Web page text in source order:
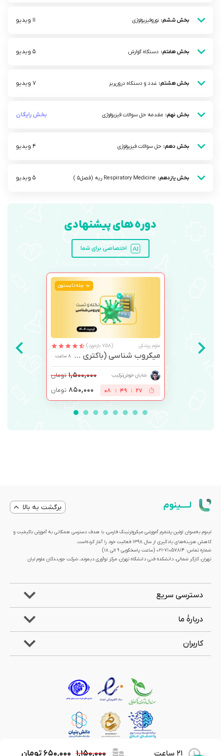
21 ساعت ۱,۱۵۰,۰۰۰ ۶۵۰,۰۰۰ تومان
بخش ششم: نوروفیزیولوژی 11 ویدیو
بخش هفتم: دستگاه گوارش 5 ویدیو
بخش هشتم: غدد و دستگاه درون‌ریز 7 ویدیو
بخش نهم: مقدمه حل سوالات فیزیولوژی بخش رایگان
بخش دهم: حل سوالات فیزیولوژی 4 ویدیو
بخش یازدهم: Respiratory Medicine ریه (فصل5 ) 5 ویدیو
دوره های پیشنهادی
اختصاصی برای شما
چله تابستون
علوم پزشکی (758 بازخورد)
میکروب شناسی (باکتری و ویروس) 8 ساعت
شایان خوش‌ترکیب ۱,۵۰۰,۰۰۰ تومان
27
:
49
:
08 ۸۵۰,۰۰۰ تومان
لــــینوم برگشت به بالا
لینوم به‌عنوان اولین پلتفرم آموزشی میکرولرنینگ فارسی، با هدف دسترسی همگانی به آموزش باکیفیت و
کاهش هزینه‌های یادگیری از سال 1398 فعالیت خود را آغاز کرده‌است.
شماره تماس: 71057814-021 (ساعت پاسخگویی ۹ الی ۱۸)
تهران، کارگر شمالی، دانشکده فنی دانشگاه تهران، مرکز نوآوری دیموند، شرکت جویندگان علوم لیان
دسترسی سریع
دربارۀ ما
کاربران